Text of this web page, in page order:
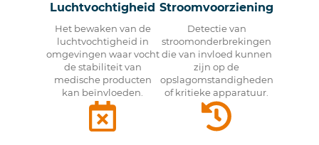
Luchtvochtigheid
Het bewaken van de
luchtvochtigheid in
omgevingen waar vocht
de stabiliteit van
medische producten
kan beïnvloeden.
Stroomvoorziening
Detectie van
stroomonderbrekingen
die van invloed kunnen
zijn op de
opslagomstandigheden
of kritieke apparatuur.